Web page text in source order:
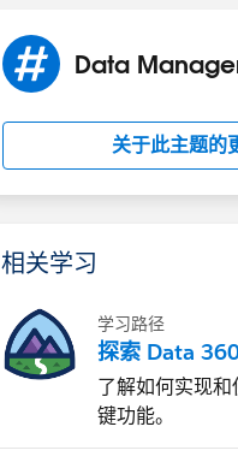
Data
关于此主题的
相关学习
学习路径
探索 Data
了解如何实现
键功能。